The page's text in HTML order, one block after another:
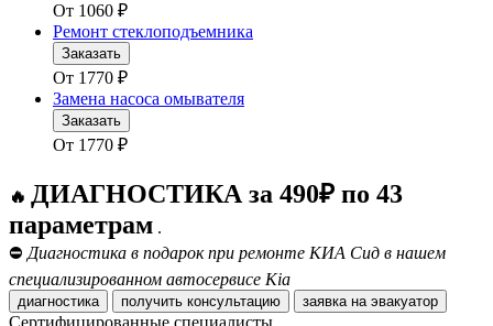
От 1060 ₽
Ремонт стеклоподъемника
Заказать
От 1770 ₽
Замена насоса омывателя
Заказать
От 1770 ₽
🔥 ДИАГНОСТИКА за 490₽ по 43
параметрам .
⛔ Диагностика в подарок при ремонте КИА Сид в нашем
специализированном автосервисе Kia
диагностика получить консультацию заявка на эвакуатор